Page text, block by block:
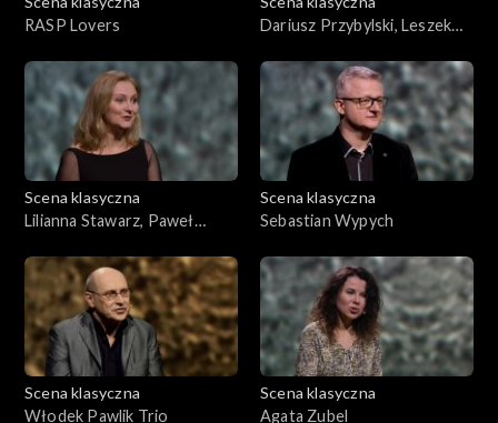
RASP Lovers
Dariusz Przybylski, Leszek
Scena klasyczna
Lilianna Stawarz, Paweł
Scena klasyczna
Sebastian Wypych
Scena klasyczna
Włodek Pawlik Trio
Scena klasyczna
Agata Zubel